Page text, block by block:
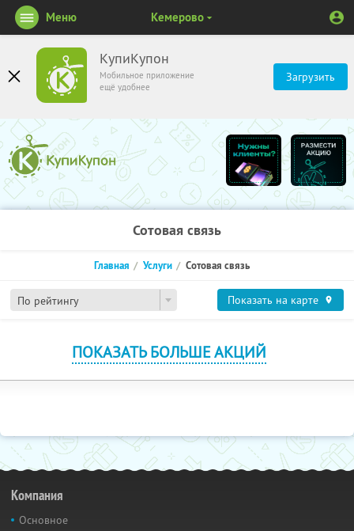
КупиКупон
Мобильное приложение
ещё удобнее
Загрузить
Меню Кемерово
Сотовая связь
По рейтингу
Главная Услуги Сотовая связь
Показать на карте
ПОКАЗАТЬ БОЛЬШЕ АКЦИЙ
Компания
Основное